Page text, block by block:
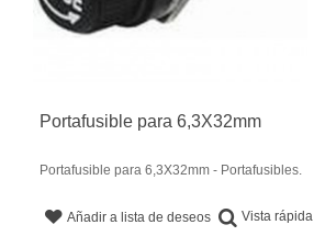
Portafusible para 6,3X32mm
Portafusible para 6,3X32mm - Portafusibles.
Añadir a lista de deseos Vista rápida